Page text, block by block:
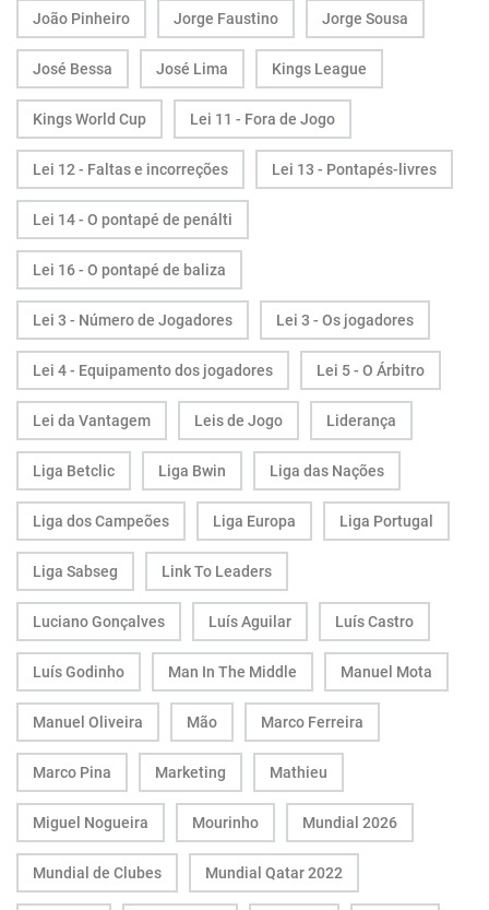
João Pinheiro Jorge Faustino Jorge Sousa
José Bessa José Lima Kings League
Kings World Cup Lei 11 - Fora de Jogo
Lei 12 - Faltas e incorreções Lei 13 - Pontapés-livres
Lei 14 - O pontapé de penálti
Lei 16 - O pontapé de baliza
Lei 3 - Número de Jogadores Lei 3 - Os jogadores
Lei 4 - Equipamento dos jogadores Lei 5 - O Árbitro
Lei da Vantagem Leis de Jogo Liderança
Liga Betclic Liga Bwin Liga das Nações
Liga dos Campeões Liga Europa Liga Portugal
Liga Sabseg Link To Leaders
Luciano Gonçalves Luís Aguilar Luís Castro
Luís Godinho Man In The Middle Manuel Mota
Manuel Oliveira Mão Marco Ferreira
Marco Pina Marketing Mathieu
Miguel Nogueira Mourinho Mundial 2026
Mundial de Clubes Mundial Qatar 2022